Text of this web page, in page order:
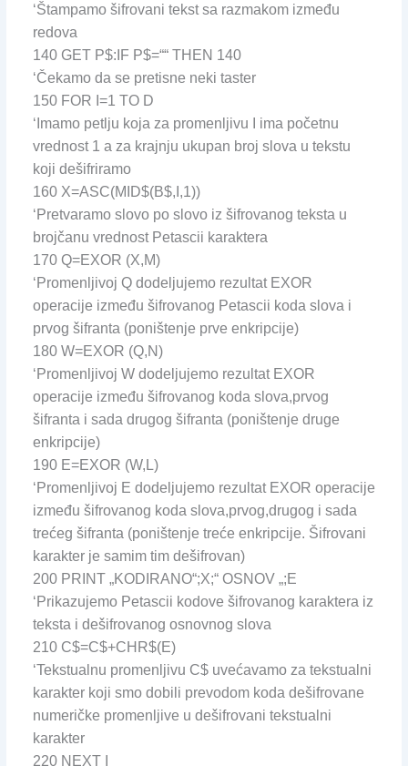
‘Štampamo šifrovani tekst sa razmakom između
redova
140 GET P$:IF P$=““ THEN 140
‘Čekamo da se pretisne neki taster
150 FOR I=1 TO D
‘Imamo petlju koja za promenljivu I ima početnu
vrednost 1 a za krajnju ukupan broj slova u tekstu
koji dešifriramo
160 X=ASC(MID$(B$,I,1))
‘Pretvaramo slovo po slovo iz šifrovanog teksta u
brojčanu vrednost Petascii karaktera
170 Q=EXOR (X,M)
‘Promenljivoj Q dodeljujemo rezultat EXOR
operacije između šifrovanog Petascii koda slova i
prvog šifranta (poništenje prve enkripcije)
180 W=EXOR (Q,N)
‘Promenljivoj W dodeljujemo rezultat EXOR
operacije između šifrovanog koda slova,prvog
šifranta i sada drugog šifranta (poništenje druge
enkripcije)
190 E=EXOR (W,L)
‘Promenljivoj E dodeljujemo rezultat EXOR operacije
između šifrovanog koda slova,prvog,drugog i sada
trećeg šifranta (poništenje treće enkripcije. Šifrovani
karakter je samim tim dešifrovan)
200 PRINT „KODIRANO“;X;“ OSNOV „;E
‘Prikazujemo Petascii kodove šifrovanog karaktera iz
teksta i dešifrovanog osnovnog slova
210 C$=C$+CHR$(E)
‘Tekstualnu promenljivu C$ uvećavamo za tekstualni
karakter koji smo dobili prevodom koda dešifrovane
numeričke promenljive u dešifrovani tekstualni
karakter
220 NEXT I